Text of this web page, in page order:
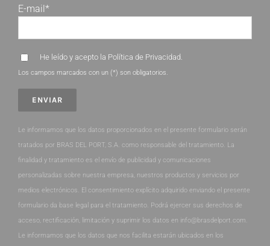
E-mail*
He leído y acepto la Política de Privacidad.
Los campos marcados con un (*) son obligatorios.
Le informamos que los datos proporcionados en el presente formulario serán
tratados por BRAS DEL PORT, S.A. como responsable del tratamiento. La
finalidad y tratamiento es el envío de publicidad y comunicaciones
personalizadas sobre nuestra empresa, nuestros productos y servicios por
medios electrónicos. El consentimiento explícito adquirido enviando el presente
formulario da base legal para el tratamiento. Podrá ejercer sus derechos de
acceso, rectificación, limitación y suprimir los datos en info@brasdelport.com.
Le informamos que los datos que nos facilita estarán ubicados en los